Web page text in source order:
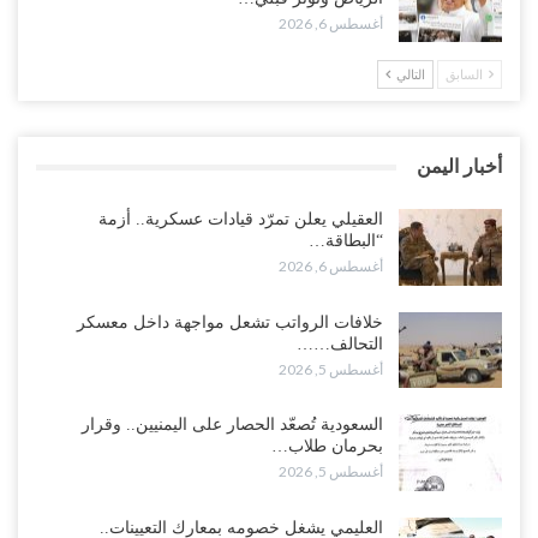
أغسطس 5, 2026
وسط معركة سعودية لإسقاط آخر معاقل الزبيدي.. القبائل تستنفر و”درع
في جبهات مأرب وتعز والضالع..!
أغسطس 5, 2026
تعميد الشهادات يشعل غضباً واسعاً..!
أغسطس 5, 2026
العليمي يشغل خصومه بمعارك التعيينات.. وتحركات موازية للسيطرة على
ملفات المال والنفط..!
“تقرير“| الحظر البحري يعيد رسم خرائط الشحن إلى السعودية.. ناقلات
أغسطس 6, 2026
السابق التالي
أخبار اليمن
العقيلي يعلن تمرّد قيادات عسكرية.. أزمة
“البطاقة…
أغسطس 6, 2026
خلافات الرواتب تشعل مواجهة داخل معسكر
التحالف……
أغسطس 5, 2026
السعودية تُصعّد الحصار على اليمنيين.. وقرار
بحرمان طلاب…
أغسطس 5, 2026
العليمي يشغل خصومه بمعارك التعيينات..